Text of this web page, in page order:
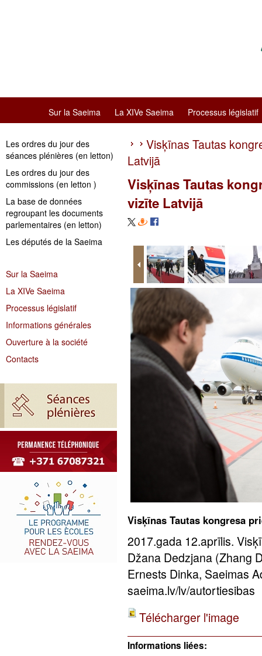
Sur la Saeima La XIVe Saeima Processus législatif
Les ordres du jour des
séances plénières (en letton)
Les ordres du jour des
commissions (en letton )
La base de données
regroupant les documents
parlementaires (en letton)
Les députés de la Saeima
Sur la Saeima
La XIVe Saeima
Processus législatif
Informations générales
Ouverture à la société
Contacts
Visķīnas Tautas
Latvijā
Visķīnas Tautas
vizīte Latvijā
Visķīnas Tautas kongresa
2017.gada 12.aprīlis.
Džana Dedzjana (Zhang
Ernests Dinka, Saeimas
saeima.lv/lv/autortiesibas
Télécharger l'image
Informations liées: